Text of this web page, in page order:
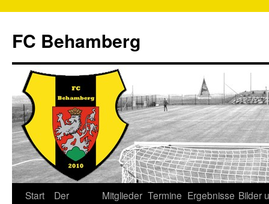
FC Behamberg
Start
Der
Mitglieder Termine Ergebnisse Bilder